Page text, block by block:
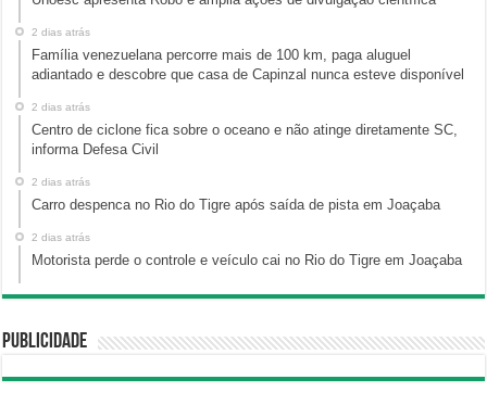
2 dias atrás
Família venezuelana percorre mais de 100 km, paga aluguel
adiantado e descobre que casa de Capinzal nunca esteve disponível
2 dias atrás
Centro de ciclone fica sobre o oceano e não atinge diretamente SC,
informa Defesa Civil
2 dias atrás
Carro despenca no Rio do Tigre após saída de pista em Joaçaba
2 dias atrás
Motorista perde o controle e veículo cai no Rio do Tigre em Joaçaba
Publicidade